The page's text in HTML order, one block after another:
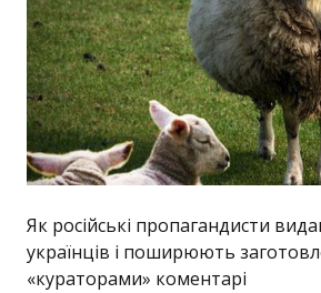
Як російські пропагандисти
українців і поширюють
«кураторами» коментарі